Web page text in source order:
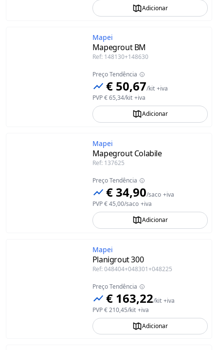
Adicionar
Mapei
Mapegrout BM
Ref: 148130+148630
Preço Tendência
€ 50,67/kit +iva
PVP€ 65,34/kit +iva
Adicionar
Mapei
Mapegrout Colabile
Ref: 137625
Preço Tendência
€ 34,90/saco +iva
PVP€ 45,00/saco +iva
Adicionar
Mapei
Planigrout 300
Ref: 048404+048301+048225
Preço Tendência
€ 163,22/kit +iva
PVP€ 210,45/kit +iva
Adicionar